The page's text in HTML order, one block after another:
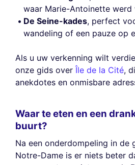
waar Marie-Antoinette werd
De Seine-kades, perfect
wandeling of een pauze op
Als u uw verkenning wilt
onze gids over Île de la Cité,
anekdotes en onmisbare
Waar te eten en een
buurt?
Na een onderdompeling in de
Notre-Dame is er niets beter